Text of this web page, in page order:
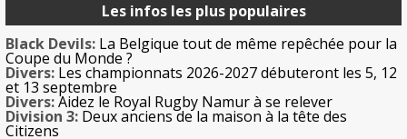
Les infos les plus populaires
Black Devils: La Belgique tout de même repêchée pour la
Coupe du Monde ?
Divers: Les championnats 2026-2027 débuteront les 5, 12
et 13 septembre
Divers:Aidez le Royal Rugby Namur à se relever
Division 3: Deux anciens de la maison à la tête des
Citizens